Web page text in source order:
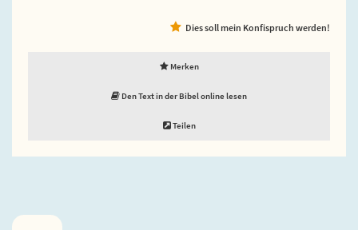
Dies soll mein Konfispruch werden!
Merken
Den Text in der Bibel online lesen
Teilen